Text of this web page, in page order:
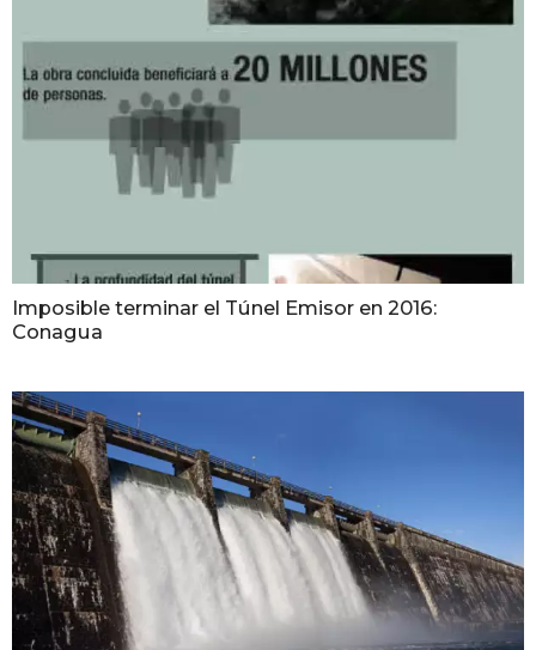
Imposible terminar el Túnel Emisor en 2016:
Conagua